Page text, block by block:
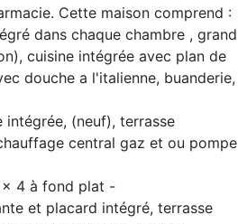
Cette maison comprend :
dans chaque chambre , grand
cuisine intégrée avec plan de
douche a l'italienne, buanderie,
intégrée, (neuf), terrasse
central gaz et ou pompe
x 4 à fond plat -
et placard intégré, terrasse